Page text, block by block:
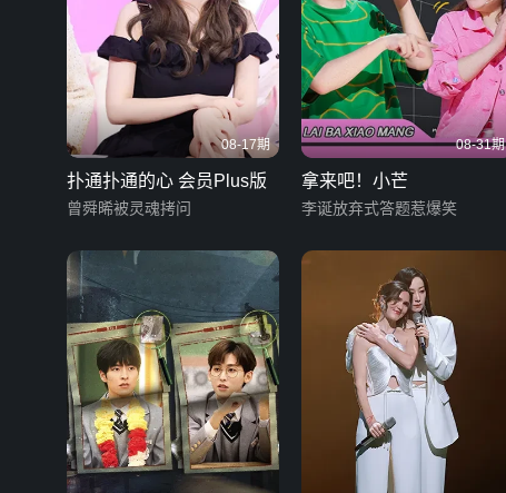
08-17期
扑通扑通的心 会员Plus版
曾舜晞被灵魂拷问
08-31期
拿来吧！小芒
李诞放弃式答题惹爆笑